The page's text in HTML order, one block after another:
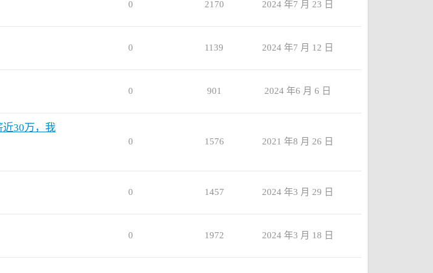
0 2170 2024 年7 月 23 日
0 1139 2024 年7 月 12 日
0 901 2024 年6 月 6 日
30万，我
0 1576 2021 年8 月 26 日
0 1457 2024 年3 月 29 日
0 1972 2024 年3 月 18 日